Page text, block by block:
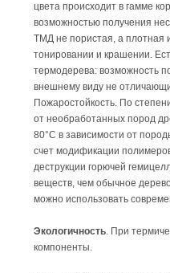
цвета происходит в гамме
возможностью получения
ТМД не пористая, а плотная
тонировании и крашении.
термодерева: возможность
внешнему виду не
Пожаростойкость. По
от необработанных пород
80°С в зависимости от
счет модификации
деструкции горючей
веществ, чем обычное
можно использовать
Экологичность. При
компоненты.